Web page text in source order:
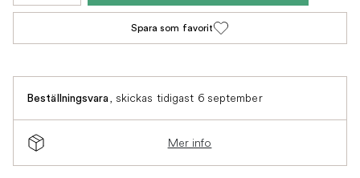
Spara som favorit
Beställningsvara, skickas tidigast 6 september
Mer info